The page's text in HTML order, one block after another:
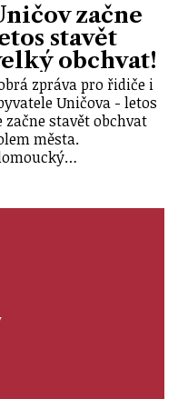
začne
stavět
obchvat!
zpráva pro řidiče i
Uničova - letos
začne stavět obchvat
města.